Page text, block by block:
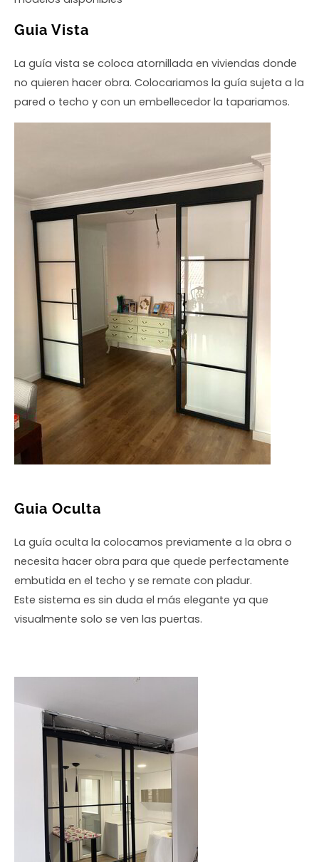
Guia Vista
La guía vista se coloca atornillada en viviendas donde
no quieren hacer obra. Colocariamos la guía sujeta a la
pared o techo y con un embellecedor la tapariamos.
Guia Oculta
La guía oculta la colocamos previamente a la obra o
necesita hacer obra para que quede perfectamente
embutida en el techo y se remate con pladur.
Este sistema es sin duda el más elegante ya que
visualmente solo se ven las puertas.